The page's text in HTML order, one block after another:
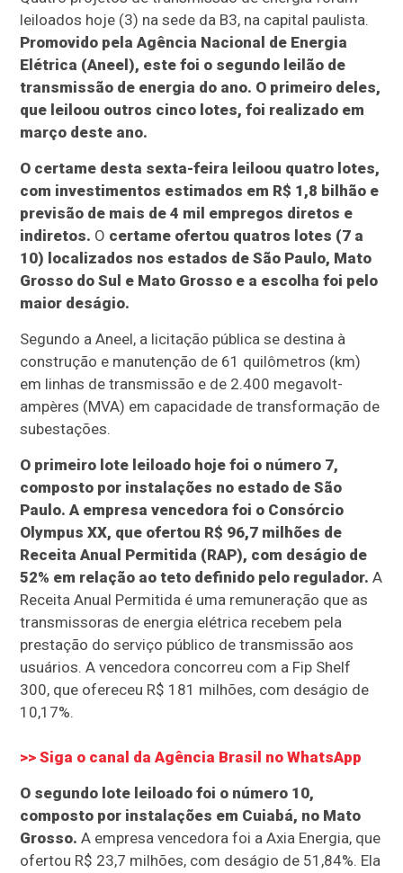
leiloados hoje (3) na sede da B3, na capital paulista.
Promovido pela Agência Nacional de Energia
Elétrica (Aneel), este foi o segundo leilão de
transmissão de energia do ano. O primeiro deles,
que leiloou outros cinco lotes, foi realizado em
março deste ano.
O certame desta sexta-feira leiloou quatro lotes,
com investimentos estimados em R$ 1,8 bilhão e
previsão de mais de 4 mil empregos diretos e
indiretos. O certame ofertou quatros lotes (7 a
10) localizados nos estados de São Paulo, Mato
Grosso do Sul e Mato Grosso e a escolha foi pelo
maior deságio.
Segundo a Aneel, a licitação pública se destina à
construção e manutenção de 61 quilômetros (km)
em linhas de transmissão e de 2.400 megavolt-
ampères (MVA) em capacidade de transformação de
subestações.
O primeiro lote leiloado hoje foi o número 7,
composto por instalações no estado de São
Paulo. A empresa vencedora foi o Consórcio
Olympus XX, que ofertou R$ 96,7 milhões de
Receita Anual Permitida (RAP), com deságio de
52% em relação ao teto definido pelo regulador. A
Receita Anual Permitida é uma remuneração que as
transmissoras de energia elétrica recebem pela
prestação do serviço público de transmissão aos
usuários. A vencedora concorreu com a Fip Shelf
300, que ofereceu R$ 181 milhões, com deságio de
10,17%.
>> Siga o canal da Agência Brasil no WhatsApp
O segundo lote leiloado foi o número 10,
composto por instalações em Cuiabá, no Mato
Grosso. A empresa vencedora foi a Axia Energia, que
ofertou R$ 23,7 milhões, com deságio de 51,84%. Ela